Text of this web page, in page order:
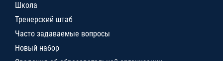
Школа
Тренерский штаб
Часто задаваемые вопросы
Новый набор